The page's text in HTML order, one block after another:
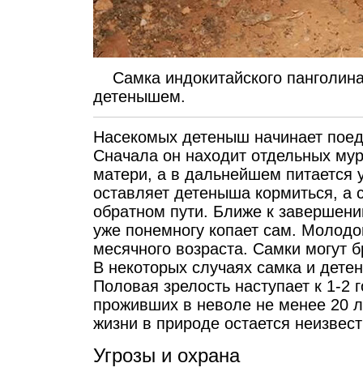
Самка индокитайского
детенышем.
Насекомых детеныш начинает
Сначала он находит отдельных
матери, а в дальнейшем питается
оставляет детеныша кормиться,
обратном пути. Ближе к
уже понемногу копает сам.
месячного возраста. Самки могут
В некоторых случаях самка и
Половая зрелость наступает к 1-
проживших в неволе не менее 20
жизни в природе остается
Угрозы и охрана